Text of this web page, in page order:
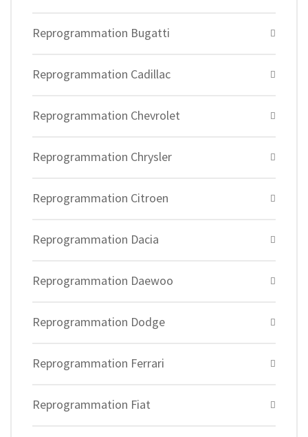
Reprogrammation Bugatti
Reprogrammation Cadillac
Reprogrammation Chevrolet
Reprogrammation Chrysler
Reprogrammation Citroen
Reprogrammation Dacia
Reprogrammation Daewoo
Reprogrammation Dodge
Reprogrammation Ferrari
Reprogrammation Fiat